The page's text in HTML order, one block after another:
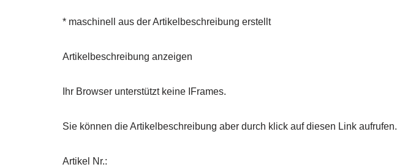
* maschinell aus der Artikelbeschreibung erstellt
Artikelbeschreibung anzeigen
Ihr Browser unterstützt keine IFrames.
Sie können die Artikelbeschreibung aber durch klick auf diesen Link aufrufen.
Artikel Nr.: